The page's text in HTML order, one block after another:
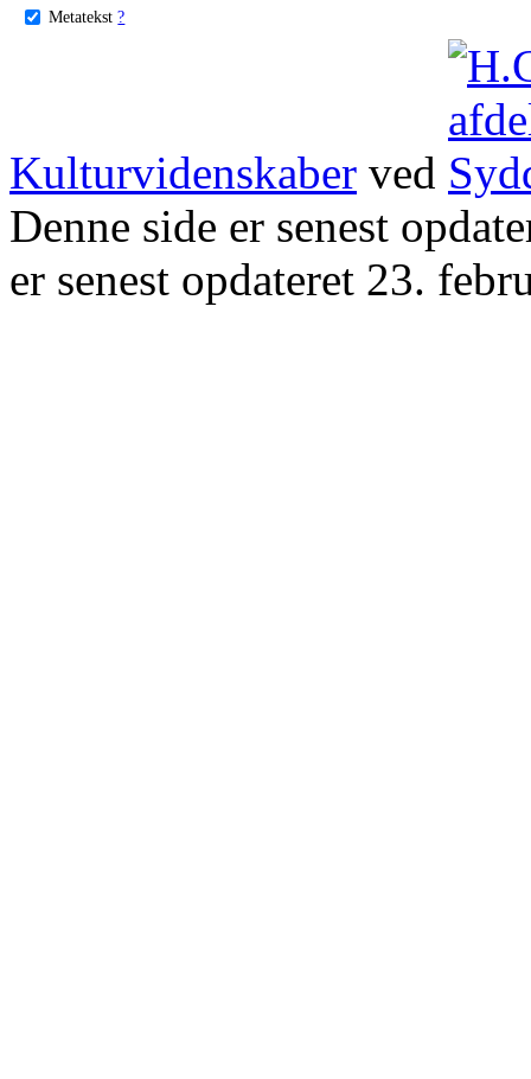
Metatekst ?
Kulturvidenskaber ved
Denne side er senest
er senest opdateret 23.